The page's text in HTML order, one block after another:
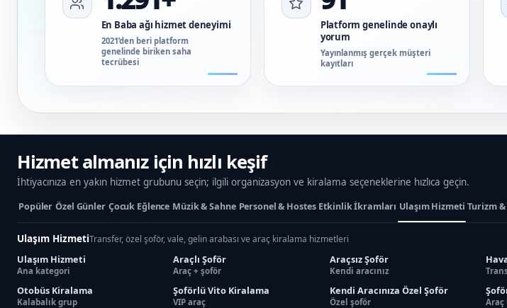
En Baba ağı hizmet deneyimi
2021’den beri platform
genelinde biriken saha
tecrübesi
Platform genelinde onaylı
yorum
Yayınlanmış gerçek müşteri
kayıtları
Hizmet almanız için hızlı keşif
İhtiyacınıza en yakın hizmet grubunu seçin; ilgili organizasyon ve kiralama seçeneklerine hızlıca geçin.
Popüler Özel Günler Çocuk Eğlence Müzik & Sahne Personel & Hostes Etkinlik İkramları Ulaşım Hizmeti Turizm &
Ulaşım HizmetiTransfer, özel şoför, vale, gelin arabası ve araç kiralama hizmetleri
Ulaşım Hizmeti
Ana kategori
Araçlı Şoför
Araç + şoför
Araçsız Şoför
Kendi aracınız
Otobüs Kiralama
Kalabalık grup
Şoförlü Vito Kiralama
VIP araç
Kendi Aracınıza Özel Şoför
Özel şoför Araç